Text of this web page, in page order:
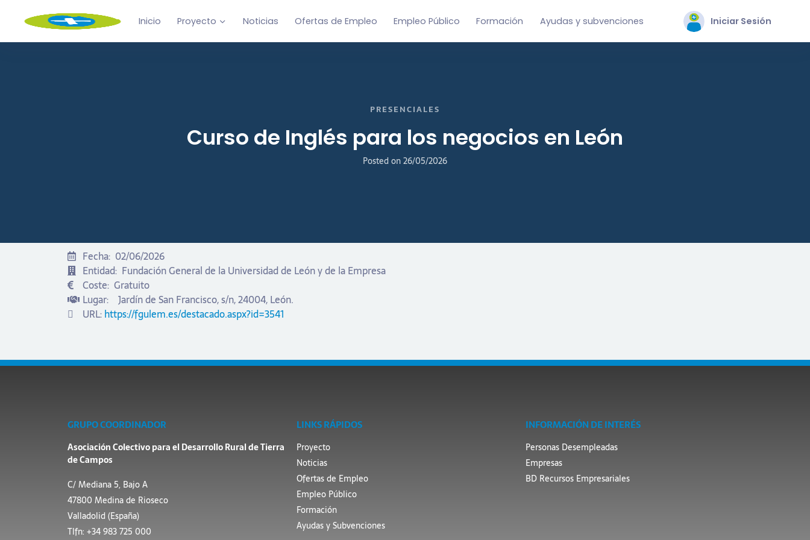
Inicio Proyecto Noticias Ofertas de Empleo Empleo Público Formación Ayudas y subvenciones Iniciar Sesión
PRESENCIALES
Curso de Inglés para los negocios en León
Posted on26/05/2026
Fecha: 02/06/2026
Entidad: Fundación General de la Universidad de León y de la Empresa
Coste: Gratuito
Lugar: Jardín de San Francisco, s/n, 24004, León.
URL:https://fgulem.es/destacado.aspx?id=3541
GRUPO COORDINADOR
Asociación Colectivo para el Desarrollo Rural de Tierra
de Campos
C/ Mediana 5, Bajo A
47800 Medina de Rioseco
Valladolid (España)
Tlfn: +34 983 725 000
LINKS RÁPIDOS
Proyecto
Noticias
Ofertas de Empleo
Empleo Público
Formación
Ayudas y Subvenciones
INFORMACIÓN DE INTERÉS
Personas Desempleadas
Empresas
BD Recursos Empresariales